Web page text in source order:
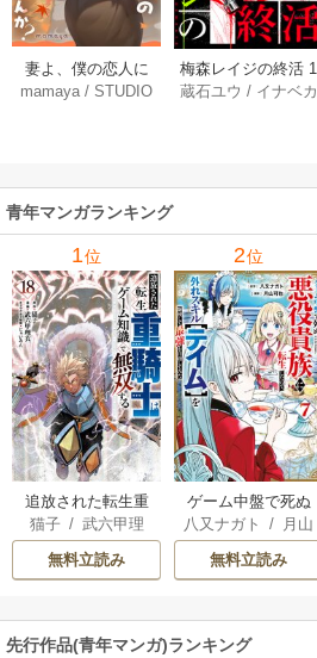
妻よ、僕の恋人に
なってくれません
mamaya /STUDIO
梅森レイジの終活 1
3巻
蔵石ユウ / イナベカ
青年マンガランキング
1位
追放された転生重
騎士はゲーム知識
で無双する
猫子/ 武六甲理
/じゃいあん
無料立読み
2位
ゲーム中盤で死ぬ
悪役貴族に転生し
たので、外れスキ
ル【テイム】を駆
してみた
八又ナガト / 月山
可也
無料立読み
先行作品(青年マンガ)ランキング